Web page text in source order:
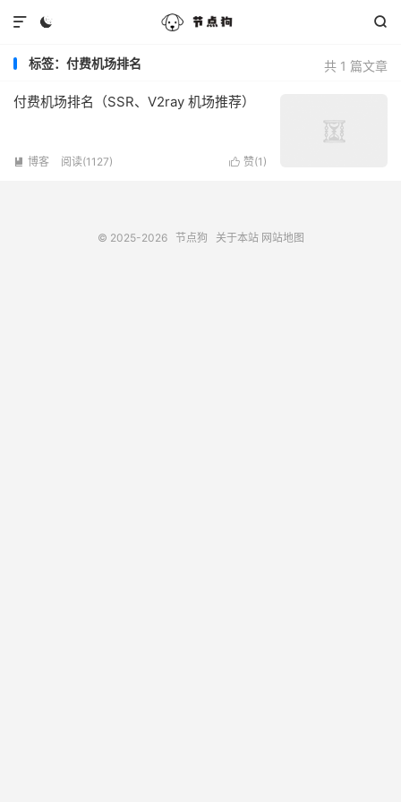
 

共 1 篇文章
标签：付费机场排名
付费机场排名（SSR、V2ray 机场推荐）
 赞(1 )
 博客 阅读(1127)
© 2025-2026 节点狗 关于本站 网站地图